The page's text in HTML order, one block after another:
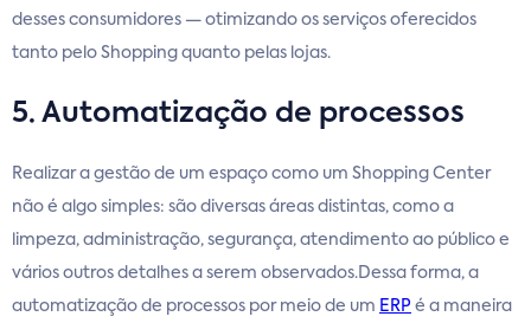
desses consumidores — otimizando os serviços oferecidos
tanto pelo Shopping quanto pelas lojas.
5. Automatização de processos
Realizar a gestão de um espaço como um Shopping Center
não é algo simples: são diversas áreas distintas, como a
limpeza, administração, segurança, atendimento ao público e
vários outros detalhes a serem observados.Dessa forma, a
automatização de processos por meio de um ERP é a maneira